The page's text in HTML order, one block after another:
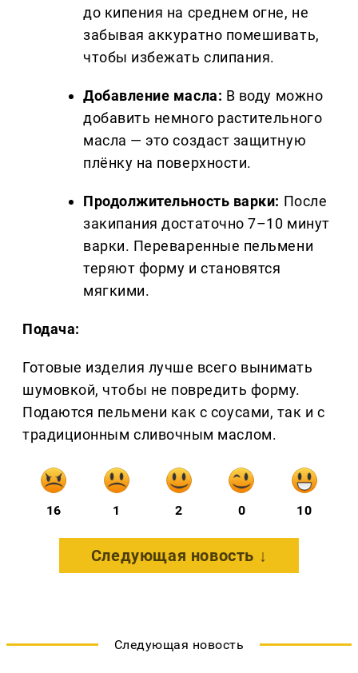
до кипения на среднем огне, не
забывая аккуратно помешивать,
чтобы избежать слипания.
Добавление масла: В воду можно
добавить немного растительного
масла — это создаст защитную
плёнку на поверхности.
Продолжительность варки: После
закипания достаточно 7–10 минут
варки. Переваренные пельмени
теряют форму и становятся
мягкими.
Подача:
Готовые изделия лучше всего вынимать
шумовкой, чтобы не повредить форму.
Подаются пельмени как с соусами, так и с
традиционным сливочным маслом.
16 1 2 0 10
Следующая новость ↓
Следующая новость